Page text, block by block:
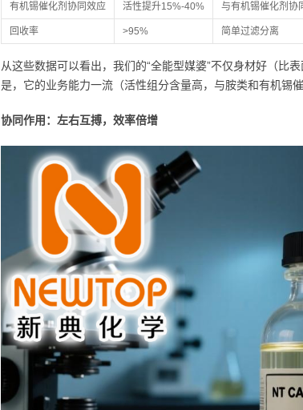
有机锡催化剂协同效应 活性提升15%-40% 与有机锡催化剂协
回收率 >95% 简单过滤分离
从这些数据可以看出，我们的“全能型媒婆”不仅身材好（比
是，它的业务能力一流（活性组分含量高，与胺类和有机锡
协同作用：左右互搏，效率倍增